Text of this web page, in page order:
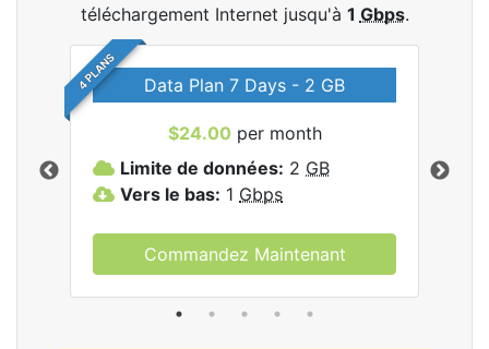
téléchargement Internet jusqu'à 1 Gbps.
4 PLANS Data Plan 7 Days - 2 GB
$24.00 per month
Limite de données: 2 GB
Vers le bas: 1 Gbps
Commandez Maintenant